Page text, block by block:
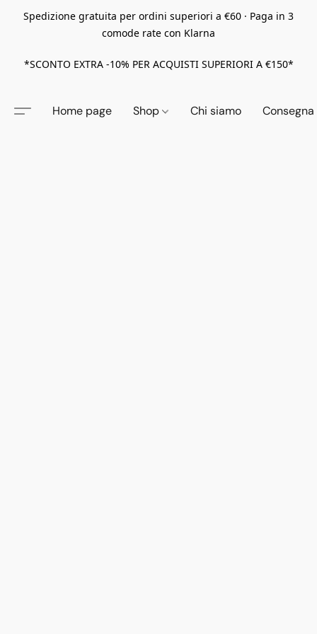
Spedizione gratuita per ordini superiori a €60 · Paga in 3
comode rate con Klarna
*SCONTO EXTRA -10% PER ACQUISTI SUPERIORI A €150*
Home page Shop Chi siamo Consegna